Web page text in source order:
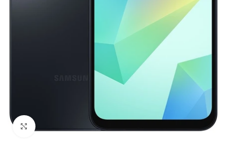
Click to enlarge